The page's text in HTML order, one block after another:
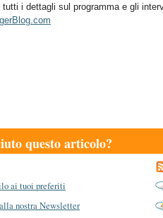
tutti i dettagli sul programma e gli
questo articolo?
ai tuoi preferiti
nostra Newsletter